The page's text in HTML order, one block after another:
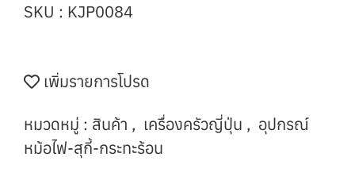
SKU : KJP0084
เพิ่มรายการโปรด
หมวดหมู่ : สินค้า , เครื่องครัวญี่ปุ่น , อุปกรณ์
หม้อไฟ-สุกี้-กระทะร้อน